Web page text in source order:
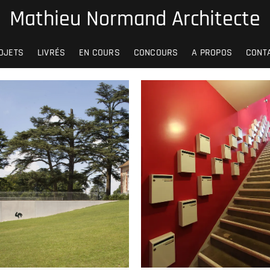
Mathieu Normand Architecte
LIVRÉS EN COURS CONCOURS A PROPOS